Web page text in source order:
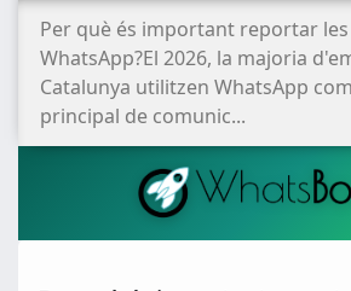
Per què és important reportar
WhatsApp?El 2026, la majoria
Catalunya utilitzen WhatsApp
principal de comunic...